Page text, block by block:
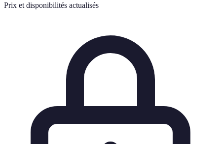
Prix et disponibilités actualisés